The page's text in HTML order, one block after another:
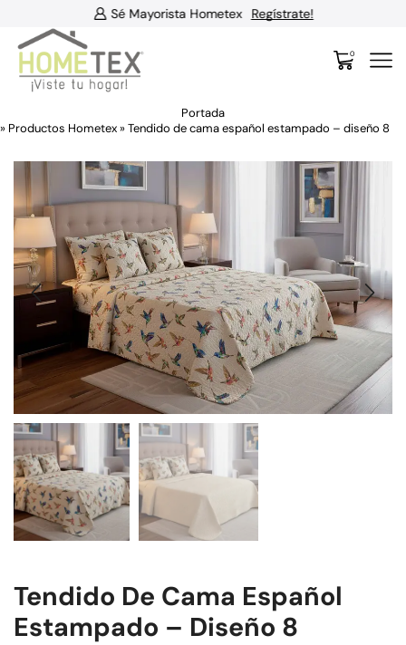
Sé Mayorista Hometex Regístrate!
0
Portada
» Productos Hometex»Tendido de cama español estampado – diseño 8
Tendido De Cama Español
Estampado – Diseño 8